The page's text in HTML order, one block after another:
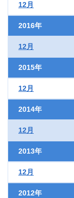
12月
2016年
12月
2015年
12月
2014年
12月
2013年
12月
2012年